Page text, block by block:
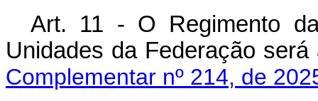
Art. 11 - O Regimento
Unidades da Federação
Complementar nº 214, de